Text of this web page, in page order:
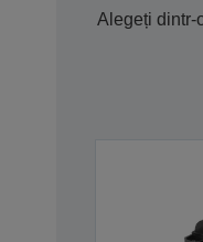
Alegeți dintr-